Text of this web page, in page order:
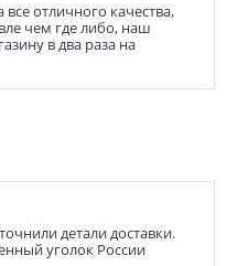
все отличного качества,
чем где либо, наш
в два раза на
детали доставки.
уголок России